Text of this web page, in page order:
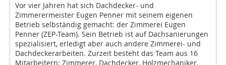
Vor vier Jahren hat sich Dachdecker- und
Zimmerermeister Eugen Penner mit seinem eigenen
Betrieb selbständig gemacht: der Zimmerei Eugen
Penner (ZEP-Team). Sein Betrieb ist auf Dachsanierungen
spezialisiert, erledigt aber auch andere Zimmerei- und
Dachdeckerarbeiten. Zurzeit besteht das Team aus 16
Mitarbeitern: Zimmerer, Dachdecker, Holzmechaniker,